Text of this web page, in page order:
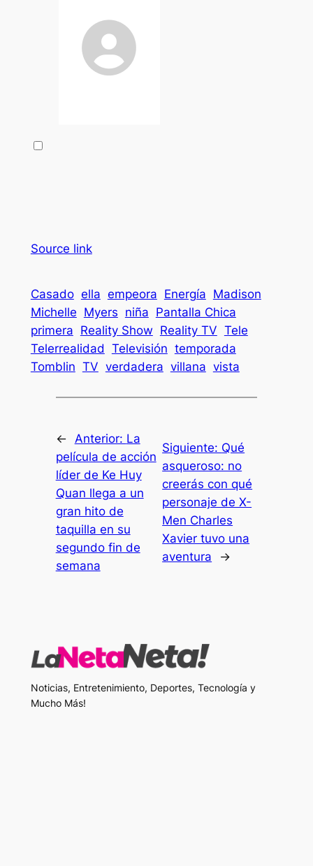
Source link
Casado ella empeora Energía Madison
Michelle Myers niña Pantalla Chica
primera Reality Show Reality TV Tele
Telerrealidad Televisión temporada
Tomblin TV verdadera villana vista
← Anterior: La
película de acción
líder de Ke Huy
Quan llega a un
gran hito de
taquilla en su
segundo fin de
semana
Siguiente: Qué
asqueroso: no
creerás con qué
personaje de X-
Men Charles
Xavier tuvo una
aventura
→
Noticias, Entretenimiento, Deportes, Tecnología y
Mucho Más!